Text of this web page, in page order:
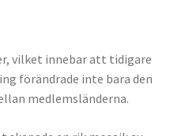
vilket innebar att tidigare
förändrade inte bara den
medlemsländerna.